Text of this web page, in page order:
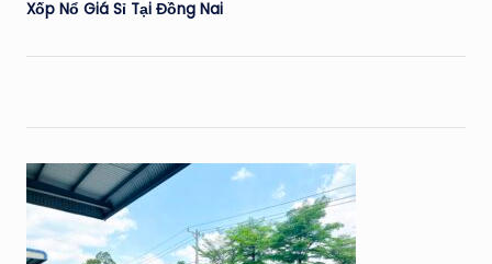
Xốp Nổ Giá Sỉ Tại Đồng Nai